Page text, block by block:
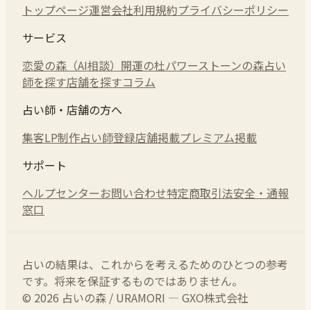
トップページ運営会社利用規約プライバシーポリシー
サービス
恋愛の森（AI相談） 開運の杜パワーストーンの森占い
師を探す店舗を探すコラム
占い師・店舗の方へ
集客LP制作占い師登録店舗掲載プレミアム掲載
サポート
ヘルプセンターお問い合わせ特定商取引法安全・通報
窓口
占いの結果は、これからを考えるためのひとつの参考
です。将来を保証するものではありません。
© 2026 占いの森 / URAMORI — GXO株式会社